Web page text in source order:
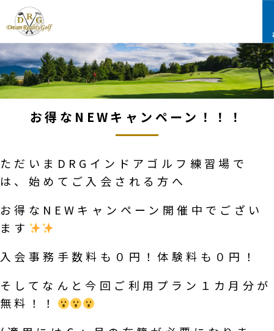
お得なNEWキャンペーン！！！
ただいまDRGインドアゴルフ練習場で
は、始めてご入会される方へ
お得なNEWキャンペーン開催中でござい
ます
入会事務手数料も０円！体験料も０円！
そしてなんと今回ご利用プラン１カ月分が
無料！！